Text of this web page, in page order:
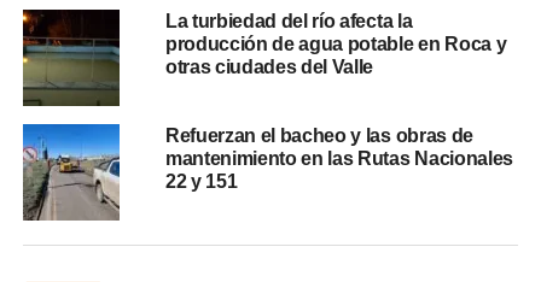
La turbiedad del río afecta la
producción de agua potable en Roca y
otras ciudades del Valle
Refuerzan el bacheo y las obras de
mantenimiento en las Rutas Nacionales
22 y 151